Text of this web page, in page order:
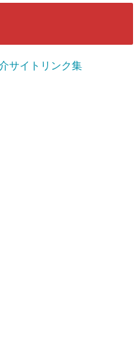
サイトリンク集